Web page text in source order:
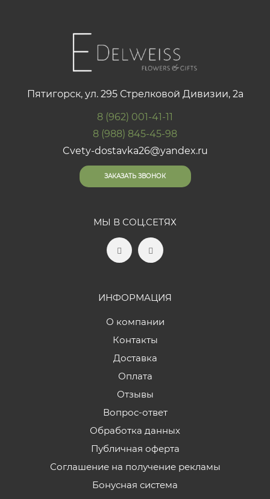
Пятигорск, ул. 295 Стрелковой Дивизии, 2а
8 (962) 001-41-11
8 (988) 845-45-98
Cvety-dostavka26@yandex.ru
ЗАКАЗАТЬ ЗВОНОК
МЫ В СОЦ.СЕТЯХ
ИНФОРМАЦИЯ
О компании
Контакты
Доставка
Оплата
Отзывы
Вопрос-ответ
Обработка данных
Публичная оферта
Соглашение на получение рекламы
Бонусная система